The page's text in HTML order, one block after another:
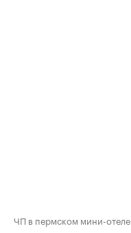
ЧП в пермском мини-отеле